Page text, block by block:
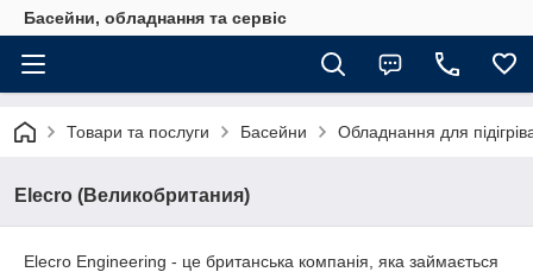
Басейни, обладнання та сервіс
Товари та послуги Басейни Обладнання для
Elecro (Великобритания)
Elecro Engineering - це британська компанія, яка займається